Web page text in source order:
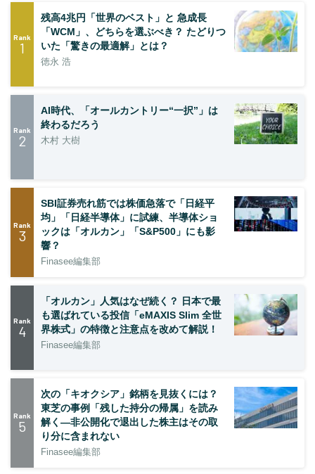
Rank
1
残高4兆円「世界のベスト」と 急成長
「WCM」、どちらを選ぶべき？ たどりつ
いた「驚きの最適解」とは？
徳永 浩
Rank
2
AI時代、「オールカントリー“一択”」は
終わるだろう
木村 大樹
Rank
3
SBI証券売れ筋では株価急落で「日経平
均」「日経半導体」に試練、半導体ショ
ックは「オルカン」「S&P500」にも影
響？
Finasee編集部
Rank
4
「オルカン」人気はなぜ続く？ 日本で最
も選ばれている投信「eMAXIS Slim 全世
界株式」の特徴と注意点を改めて解説！
Finasee編集部
Rank
5
次の「キオクシア」銘柄を見抜くには？
東芝の事例「残した持分の帰属」を読み
解く—非公開化で退出した株主はその取
り分に含まれない
Finasee編集部